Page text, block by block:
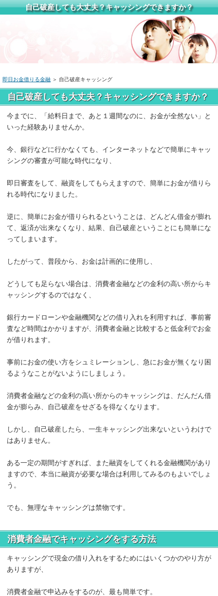
自己破産しても大丈夫？キャッシングできますか？
即日お金借りる金融 ＞ 自己破産キャッシング
自己破産しても大丈夫？キャッシングできますか？
今までに、「給料日まで、あと１週間なのに、お金が全然ない」と
いった経験ありませんか。
今、銀行などに行かなくても、インターネットなどで簡単にキャッ
シングの審査が可能な時代になり、
即日審査をして、融資をしてもらえますので、簡単にお金が借りら
れる時代になりました。
逆に、簡単にお金が借りられるということは、どんどん借金が膨れ
て、返済が出来なくなり、結果、自己破産ということにも簡単にな
ってしまいます。
したがって、普段から、お金は計画的に使用し、
どうしても足らない場合は、消費者金融などの金利の高い所からキ
ャッシングするのではなく、
銀行カードローンや金融機関などの借り入れを利用すれば、事前審
査など時間はかかりますが、消費者金融と比較すると低金利でお金
が借りれます。
事前にお金の使い方をシュミレーションし、急にお金が無くなり困
るようなことがないようにしましょう。
消費者金融などの金利の高い所からのキャッシングは、だんだん借
金が膨らみ、自己破産をせざるを得なくなります。
しかし、自己破産したら、一生キャッシング出来ないというわけで
はありません。
ある一定の期間がすぎれば、また融資をしてくれる金融機関があり
ますので、本当に融資が必要な場合は利用してみるのもよいでしょ
う。
でも、無理なキャッシングは禁物です。
消費者金融でキャッシングをする方法
キャッシングで現金の借り入れをするためにはいくつかのやり方が
ありますが、
消費者金融で申込みをするのが、最も簡単です。